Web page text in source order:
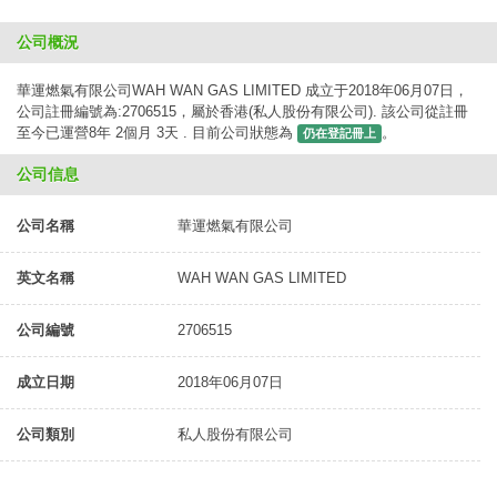
公司概況
華運燃氣有限公司WAH WAN GAS LIMITED 成立于2018年06月07日，
公司註冊編號為:2706515，屬於香港(私人股份有限公司). 該公司從註冊
至今已運營8年 2個月 3天 . 目前公司狀態為
仍在登記冊上 。
公司信息
公司名稱 華運燃氣有限公司
英文名稱 WAH WAN GAS LIMITED
公司編號 2706515
成立日期 2018年06月07日
公司類別 私人股份有限公司